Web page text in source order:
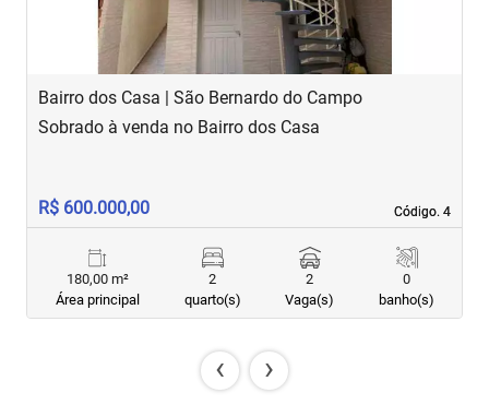
Bairro dos Casa | São Bernardo do Campo
Código. 4
Código. 4
Sobrado à venda no Bairro dos Casa
R$ 600.000,00
180,00 m²
Área principal
2
quarto(s)
2
Vaga(s)
0
banho(s)
‹ ›